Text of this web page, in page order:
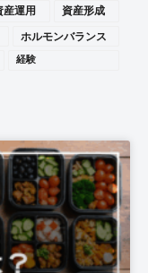
産運用
資産形成
ホルモンバランス
経験